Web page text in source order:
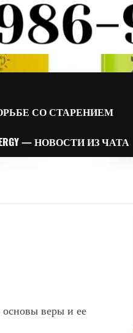
СО СТАРЕНИЕМ
— НОВОСТИ ИЗ ЧАТА
веры и ее